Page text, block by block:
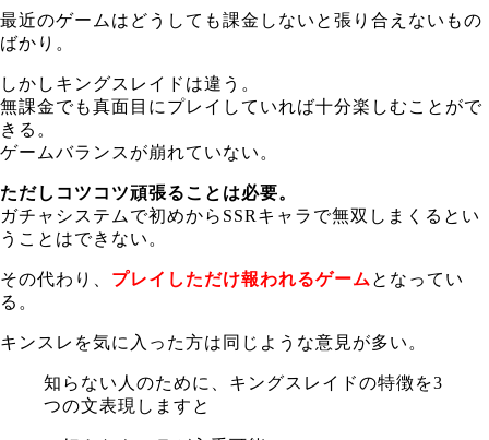
最近のゲームはどうしても課金しないと張り合えないもの
ばかり。
しかしキングスレイドは違う。
無課金でも真面目にプレイしていれば十分楽しむことがで
きる。
ゲームバランスが崩れていない。
ただしコツコツ頑張ることは必要。
ガチャシステムで初めからSSRキャラで無双しまくるとい
うことはできない。
その代わり、 プレイしただけ報われるゲーム となってい
る。
キンスレを気に入った方は同じような意見が多い。
知らない人のために、キングスレイドの特徴を3
つの文表現しますと